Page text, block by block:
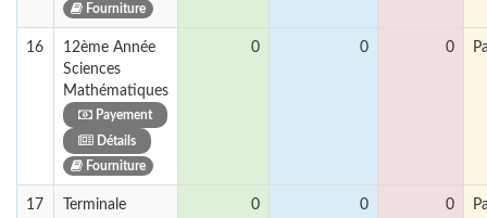
Fourniture
16
12ème Année
Sciences
Mathématiques
Payement
Détails
Fourniture
0 0 0
17
Terminale
0 0 0